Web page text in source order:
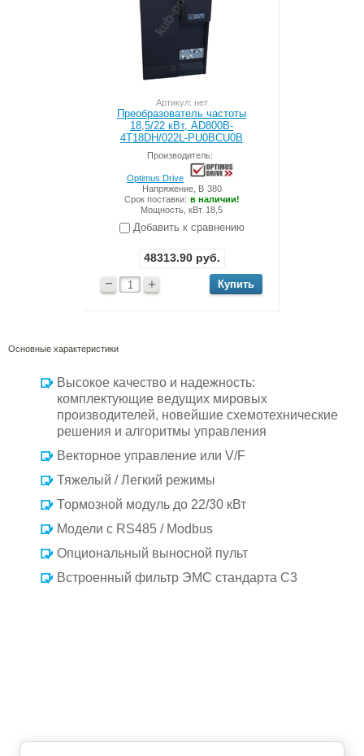
Артикул: нет
Преобразователь частоты
18,5/22 кВт, AD800B-
4T18DH/022L-PU0BCU0B
Производитель:
Optimus Drive
Напряжение, В 380
Срок поставки: в наличии!
Мощность, кВт 18,5
Добавить к сравнению
48313.90руб.
− +
Основные характеристики
Высокое качество и надежность:
комплектующие ведущих мировых
производителей, новейшие схемотехнические
решения и алгоритмы управления
Векторное управление или V/F
Тяжелый / Легкий режимы
Тормозной модуль до 22/30 кВт
Модели с RS485 / Modbus
Опциональный выносной пульт
Встроенный фильтр ЭМС стандарта С3